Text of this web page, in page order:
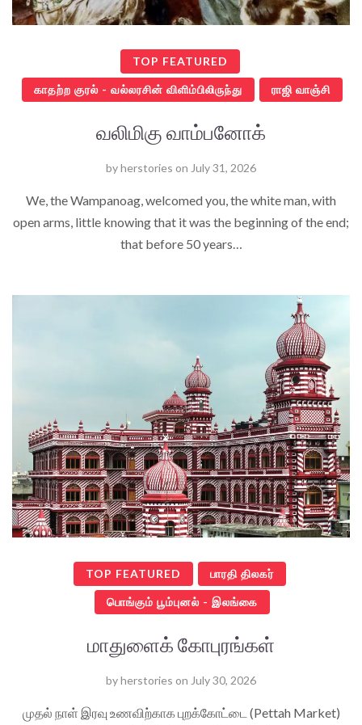
TOP FEATURED
காதற்ற குரல் - வல்லரசின் விளிம்பிலிருந்து ராஜி வாஞ்சி
வலிமிகு வாம்பனோக்
byherstories on July 31, 2026
We, the Wampanoag, welcomed you, the white man, with
open arms, little knowing that it was the beginning of the end;
that before 50 years…
TOP FEATURED பாரதி திலகர்
பொங்கும் பூம்புனல் - இலங்கை
மாதுளைக் கோபுரங்கள்
byherstories on July 30, 2026
முதல் நாள் இரவு உணவிற்காக புறக்கோட்டை (Pettah Market)